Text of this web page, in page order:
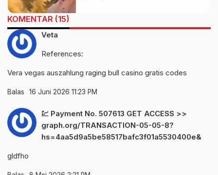
KOMENTAR (15)
Veta
References:
Vera vegas auszahlung raging bull casino gratis codes
Balas 16 Juni 2026 11:23 PM
💹 Payment No. 507613 GET ACCESS >>
graph.org/TRANSACTION-05-05-8?
hs=4aa5d9a5be58517bafc3f01a5530400e&
gldfho